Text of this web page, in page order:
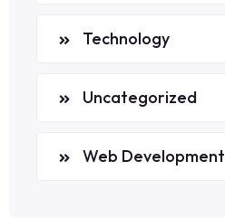
Technology
Uncategorized
Web Development